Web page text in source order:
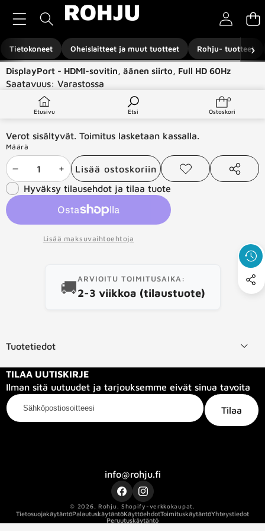
Tietokoneet Oheislaitteet ja muut tuotteet Rohju- tuotteet
›
Etusivu Etsi
0
0
Ostoskori
Siirry tuotetietoihin
DisplayPort - HDMI-sovitin, äänen siirto, Full HD 60Hz
Saatavuus: Varastossa
Tuotetyyppi:
Komponentit ja -tarvikkeet
Verot sisältyvät. Toimitus lasketaan kassalla.
Määrä
Vähennä
määrää
Lisää
määrää
Lisää ostoskoriin
Lisää
toivelistaan
Jaa
Hyväksy tilausehdot ja tilaa tuote
Lisää maksuvaihtoehtoja
🚚ARVIOITU TOIMITUSAIKA:
2-3 viikkoa (tilaustuote)
Tuotetiedot
TILAA UUTISKIRJE
Ilman sitä uutuudet ja tarjouksemme eivät sinua tavoita
Sähköpostiosoitteesi
Tilaa
info@rohju.fi
FacebookInstagram
© 2026, Rohju Shopify-verkkokaupat.
TietosuojakäytäntöPalautuskäytäntöKäyttöehdotToimituskäytäntöYhteystiedot
Peruutuskäytäntö